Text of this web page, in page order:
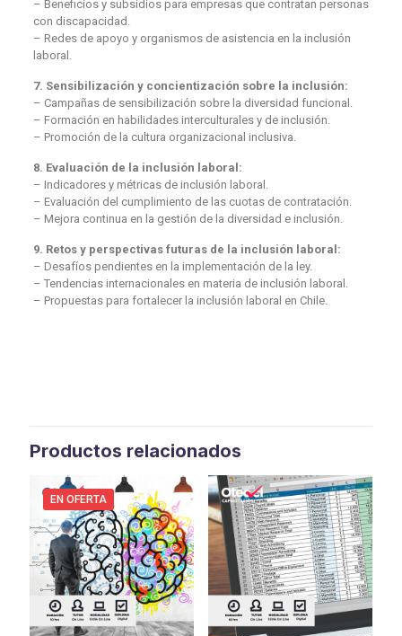
– Beneficios y subsidios para empresas que contratan personas
con discapacidad.
– Redes de apoyo y organismos de asistencia en la inclusión
laboral.
7. Sensibilización y concientización sobre la inclusión:
– Campañas de sensibilización sobre la diversidad funcional.
– Formación en habilidades interculturales y de inclusión.
– Promoción de la cultura organizacional inclusiva.
8. Evaluación de la inclusión laboral:
– Indicadores y métricas de inclusión laboral.
– Evaluación del cumplimiento de las cuotas de contratación.
– Mejora continua en la gestión de la diversidad e inclusión.
9. Retos y perspectivas futuras de la inclusión laboral:
– Desafíos pendientes en la implementación de la ley.
– Tendencias internacionales en materia de inclusión laboral.
– Propuestas para fortalecer la inclusión laboral en Chile.
Productos relacionados
EN OFERTA